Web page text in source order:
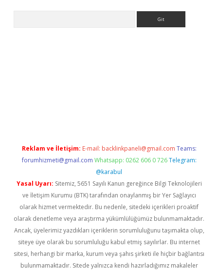
Reklam ve İletişim: E-mail: backlinkpaneli@gmail.com Teams:
forumhizmeti@gmail.com Whatsapp: 0262 606 0 726 Telegram:
@karabul
Yasal Uyarı: Sitemiz, 5651 Sayılı Kanun gereğince Bilgi Teknolojileri
ve İletişim Kurumu (BTK) tarafından onaylanmış bir Yer Sağlayıcı
olarak hizmet vermektedir. Bu nedenle, sitedeki içerikleri proaktif
olarak denetleme veya araştırma yükümlülüğümüz bulunmamaktadır.
Ancak, üyelerimiz yazdıkları içeriklerin sorumluluğunu taşımakta olup,
siteye üye olarak bu sorumluluğu kabul etmiş sayılırlar. Bu internet
sitesi, herhangi bir marka, kurum veya şahıs şirketi ile hiçbir bağlantısı
bulunmamaktadır. Sitede yalnızca kendi hazırladığımız makaleler